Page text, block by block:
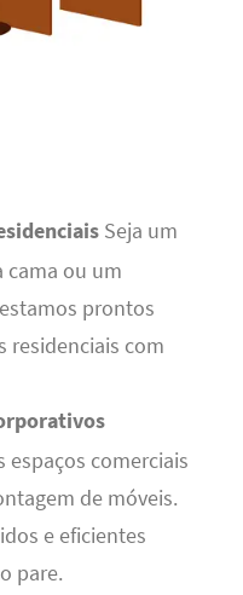
Seja um
cama ou um
prontos
residenciais com
espaços comerciais
de móveis.
e eficientes
pare.